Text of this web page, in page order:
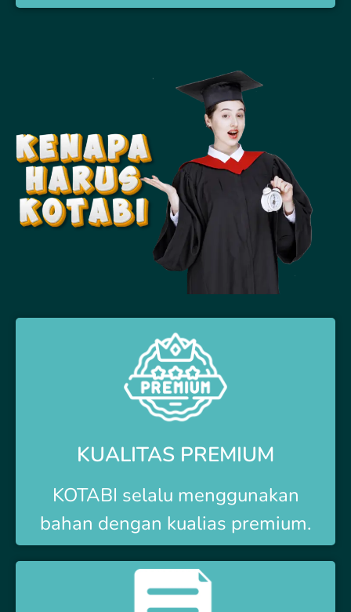
KUALITAS PREMIUM
KOTABI selalu menggunakan
bahan dengan kualias premium.